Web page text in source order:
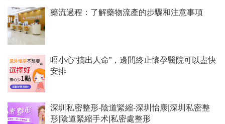
藥流過程：了解藥物流產的步驟和注意事項
唔小心“搞出人命”，邊間終止懷孕醫院可以盡快
安排
深圳私密整形-陰道緊縮-深圳怡康|深圳私密整
形|陰道緊縮手术|私密處整形